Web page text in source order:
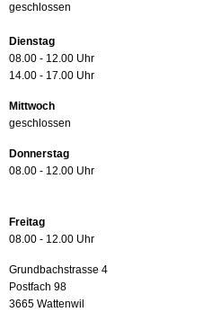
geschlossen
Dienstag
08.00 - 12.00 Uhr
14.00 - 17.00 Uhr
Mittwoch
geschlossen
Donnerstag
08.00 - 12.00 Uhr
Freitag
08.00 - 12.00 Uhr
Grundbachstrasse 4
Postfach 98
3665 Wattenwil